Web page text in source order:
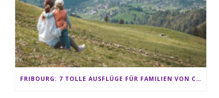
FRIBOURG: 7 TOLLE AUSFLÜGE FÜR FAMILIEN VON CHARMEY BIS LES PACCOTS